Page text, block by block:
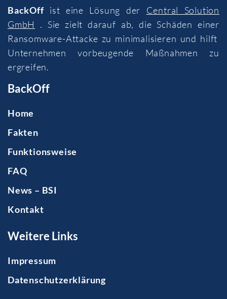
BackOffist eine Lösung der Central Solution
GmbH
. Sie zielt darauf ab, die Schäden einer
Ransomware-Attacke zu minimalisieren und hilft
Unternehmen vorbeugende Maßnahmen zu
ergreifen.
BackOff
Home
Fakten
Funktionsweise
FAQ
News – BSI
Kontakt
Weitere Links
Impressum
Datenschutzerklärung